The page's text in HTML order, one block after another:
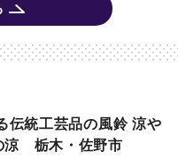
伝統工芸品の風鈴 涼や
涼 栃木・佐野市